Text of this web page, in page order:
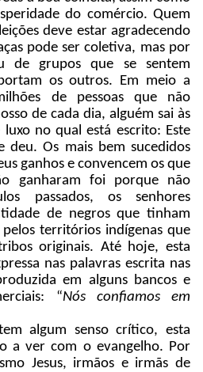
do comércio. Quem
deve estar agradecendo
pode ser coletiva, mas por
de grupos que se sentem
os outros. Em meio a
de pessoas que não
de cada dia, alguém sai às
no qual está escrito: Este
deu. Os mais bem sucedidos
ganhos e convencem os que
ganharam foi porque não
passados, os senhores
de negros que tinham
territórios indígenas que
originais. Até hoje, esta
nas palavras escrita nas
em alguns bancos e
“Nós confiamos em
algum senso crítico, esta
a ver com o evangelho. Por
Jesus, irmãos e irmãs de